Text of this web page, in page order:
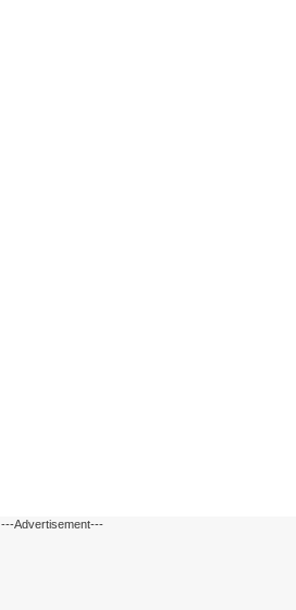
---Advertisement---